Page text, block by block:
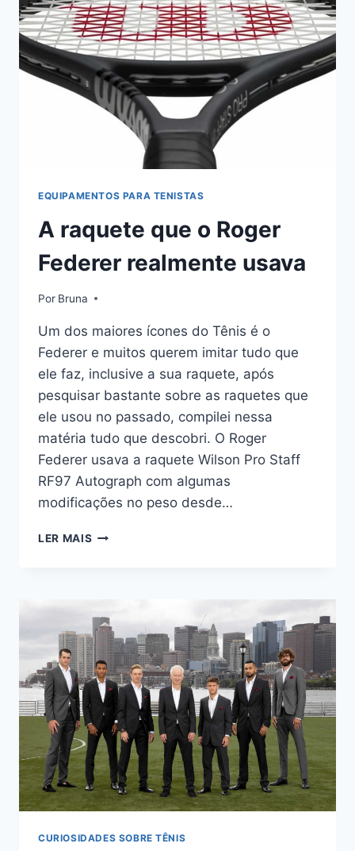
EQUIPAMENTOS PARA TENISTAS
A raquete que o Roger
Federer realmente usava
Por Bruna
Um dos maiores ícones do Tênis é o
Federer e muitos querem imitar tudo que
ele faz, inclusive a sua raquete, após
pesquisar bastante sobre as raquetes que
ele usou no passado, compilei nessa
matéria tudo que descobri. O Roger
Federer usava a raquete Wilson Pro Staff
RF97 Autograph com algumas
modificações no peso desde…
LER MAIS
FEDERER
REALMENTE
USAVA
CURIOSIDADES SOBRE TÊNIS